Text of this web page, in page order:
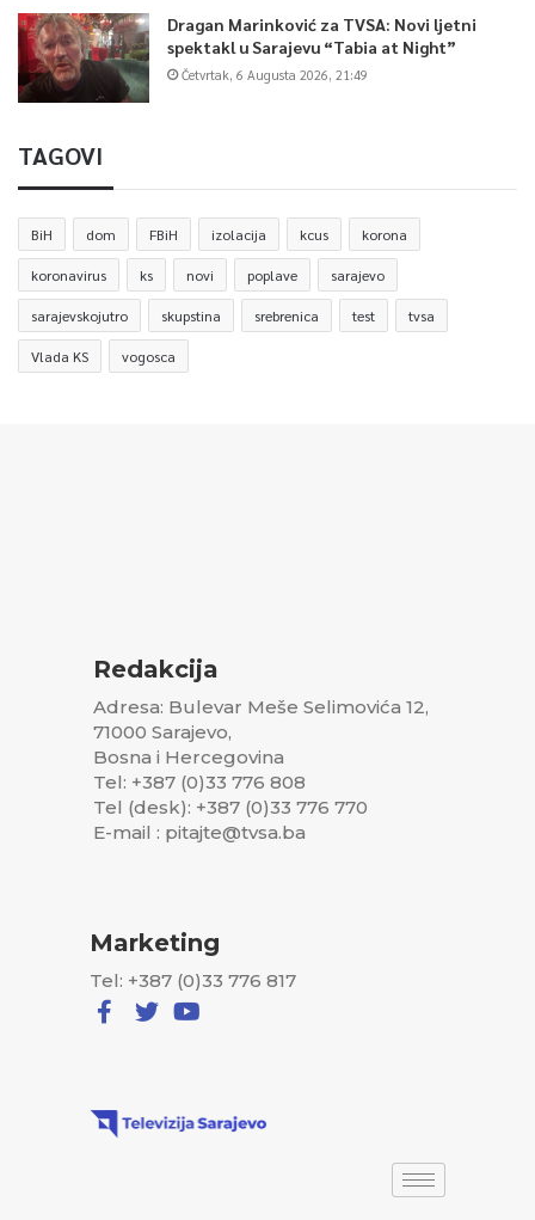
Dragan Marinković za TVSA: Novi ljetni
spektakl u Sarajevu “Tabia at Night”
Četvrtak, 6 Augusta 2026, 21:49
TAGOVI
BiH dom FBiH izolacija kcus korona
koronavirus ks novi poplave sarajevo
sarajevskojutro skupstina srebrenica test tvsa
Vlada KS vogosca
Redakcija
Adresa: Bulevar Meše Selimovića 12,
71000 Sarajevo,
Bosna i Hercegovina
Tel: +387 (0)33 776 808
Tel (desk): +387 (0)33 776 770
E-mail : pitajte@tvsa.ba
Marketing
Tel: +387 (0)33 776 817